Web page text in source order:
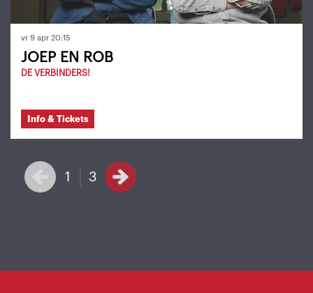
JOEP EN ROB
DE VERBINDERS!
vr 9 apr 20:15
Info & Tickets
1 3